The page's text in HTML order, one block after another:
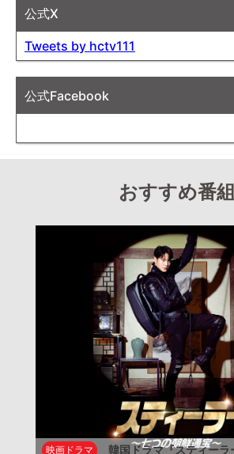
公式X
Tweets by hctv111
公式Facebook
おすすめ番組